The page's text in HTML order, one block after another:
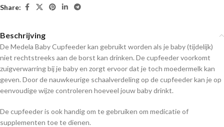
Share:
Beschrijving
De Medela Baby Cupfeeder kan gebruikt worden als je baby (tijdelijk)
niet rechtstreeks aan de borst kan drinken. De cupfeeder voorkomt
zuigverwarring bij je baby en zorgt ervoor dat je toch moedermelk kan
geven. Door de nauwkeurige schaalverdeling op de cupfeeder kan je op
eenvoudige wijze controleren hoeveel jouw baby drinkt.
De cupfeeder is ook handig om te gebruiken om medicatie of
supplementen toe te dienen.